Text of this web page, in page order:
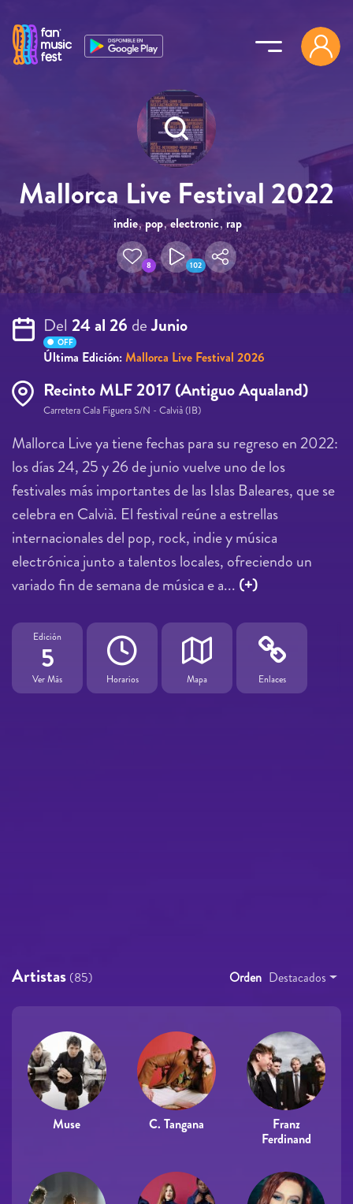
Mallorca Live Festival 2022
indie,pop,electronic,rap
8 102
Del 24 al 26 deJunio
OFF
Última Edición:Mallorca Live Festival 2026
Recinto MLF 2017 (Antiguo Aqualand)
Carretera Cala Figuera S/N - Calvià (IB)
Mallorca Live ya tiene fechas para su regreso en 2022:
los días 24, 25 y 26 de junio vuelve uno de los
festivales más importantes de las Islas Baleares, que se
celebra en Calvià. El festival reúne a estrellas
internacionales del pop, rock, indie y música
electrónica junto a talentos locales, ofreciendo un
variado fin de semana de música e a... (+)
Edición
5
Ver Más Horarios Mapa Enlaces
Artistas (85) Orden Destacados
Muse C. Tangana
Franz
Ferdinand